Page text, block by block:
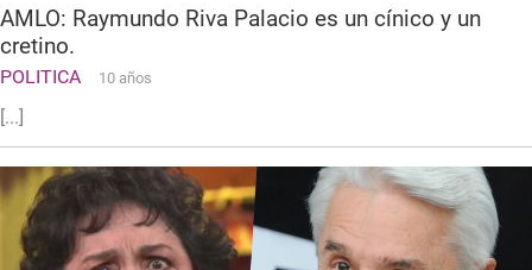
AMLO: Raymundo Riva Palacio es un cínico y un
cretino.
POLITICA 10 años
[...]